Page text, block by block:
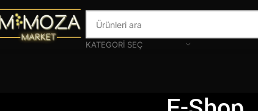
KATEGORI SEÇ